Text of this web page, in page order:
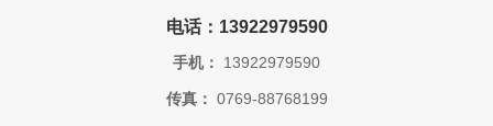
电话：13922979590
手机： 13922979590
传真： 0769-88768199